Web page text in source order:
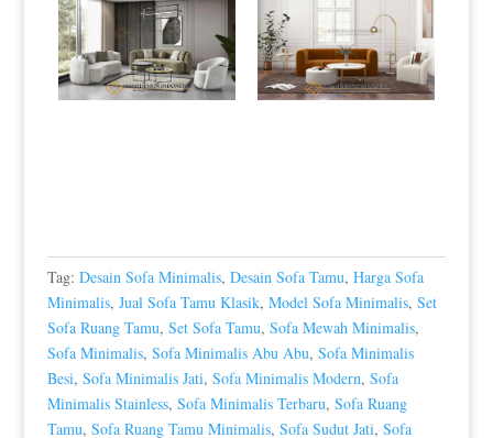
Tag: Desain Sofa Minimalis, Desain Sofa Tamu, Harga Sofa
Minimalis, Jual Sofa Tamu Klasik, Model Sofa Minimalis, Set
Sofa Ruang Tamu, Set Sofa Tamu, Sofa Mewah Minimalis,
Sofa Minimalis, Sofa Minimalis Abu Abu, Sofa Minimalis
Besi, Sofa Minimalis Jati, Sofa Minimalis Modern, Sofa
Minimalis Stainless, Sofa Minimalis Terbaru, Sofa Ruang
Tamu, Sofa Ruang Tamu Minimalis, Sofa Sudut Jati, Sofa